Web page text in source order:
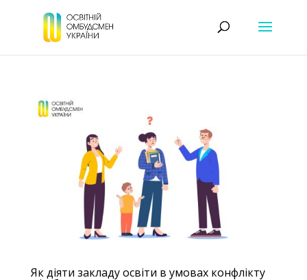
Як діяти закладу освіти в умовах конфлікту